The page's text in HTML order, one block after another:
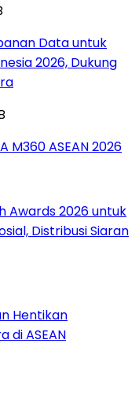
Data untuk
2026, Dukung
M360 ASEAN 2026
Awards 2026 untuk
Distribusi Siaran
Hentikan
di ASEAN